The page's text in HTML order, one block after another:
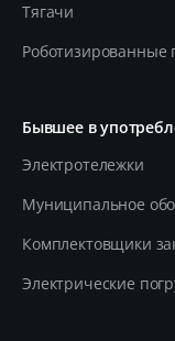
Тягачи
Роботизированные
Бывшее в
Электротележки
Муниципальное
Комплектовщики
Электрические